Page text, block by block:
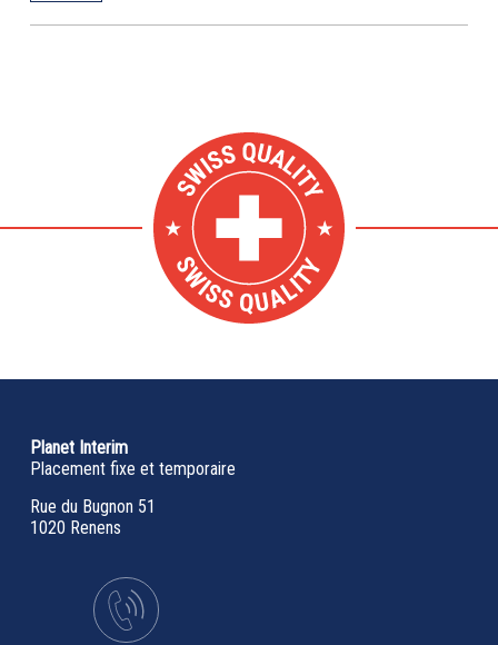
Planet Interim
Placement fixe et temporaire
Rue du Bugnon 51
1020 Renens